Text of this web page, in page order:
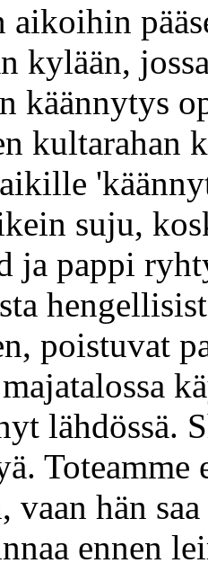
aikoihin
kylään,
käännytys
kultarahan
suju,
ja pappi
poistuvat
lähdössä.
Toteamme
vaan hän
ennen